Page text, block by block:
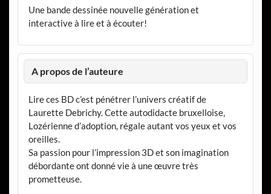
Une bande dessinée nouvelle génération et
interactive à lire et à écouter!
A propos de l’auteure
Lire ces BD c’est pénétrer l’univers créatif de
Laurette Debrichy. Cette autodidacte bruxelloise,
Lozérienne d’adoption, régale autant vos yeux et vos
oreilles.
Sa passion pour l’impression 3D et son imagination
débordante ont donné vie à une œuvre très
prometteuse.